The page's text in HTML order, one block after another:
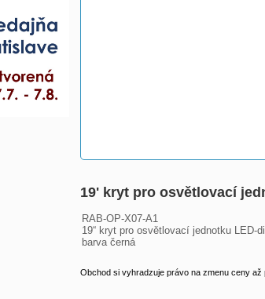
19' kryt pro osvětlovací
RAB-OP-X07-A1
19“ kryt pro osvětlovací jednotku LED-
barva černá
Obchod si vyhradzuje právo na zmenu ceny